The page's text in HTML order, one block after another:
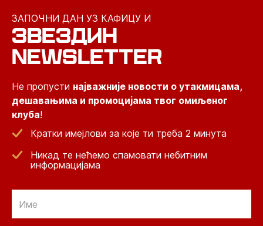
ЗАПОЧНИ ДАН УЗ КАФИЦУ И
ЗВЕЗДИН
NEWSLETTER
Не пропусти најважније новости о утакмицама,
дешавањима и промоцијама твог омиљеног
клуба!
Кратки имејлови за које ти треба 2 минута
Никад те нећемо спамовати небитним
информацијама